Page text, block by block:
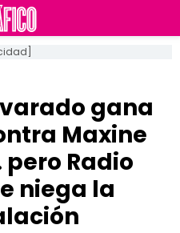
gana
Maxine
Radio
niega la